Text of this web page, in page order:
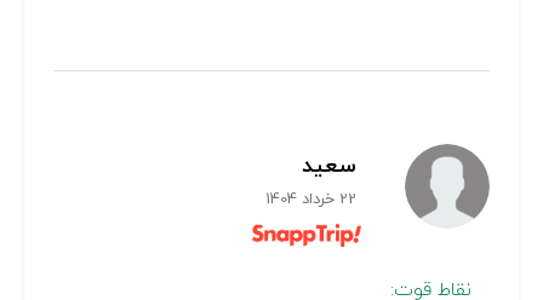
سعید
22 خرداد 1404
نقاط قوت: